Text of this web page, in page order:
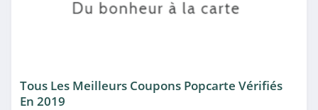
Tous Les Meilleurs Coupons Popcarte Vérifiés
En 2019